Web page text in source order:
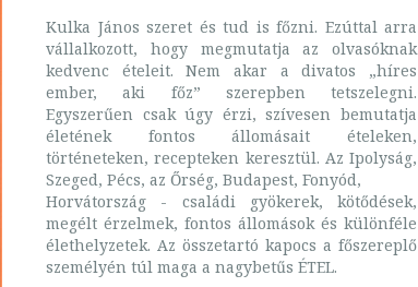
Kulka János szeret és tud is főzni. Ezúttal arra
vállalkozott, hogy megmutatja az olvasóknak
kedvenc ételeit. Nem akar a divatos „híres
ember, aki főz” szerepben tetszelegni.
Egyszerűen csak úgy érzi, szívesen bemutatja
életének fontos állomásait ételeken,
történeteken, recepteken keresztül. Az Ipolyság,
Szeged, Pécs, az Őrség, Budapest, Fonyód,
Horvátország - családi gyökerek, kötődések,
megélt érzelmek, fontos állomások és különféle
élethelyzetek. Az összetartó kapocs a főszereplő
személyén túl maga a nagybetűs ÉTEL.